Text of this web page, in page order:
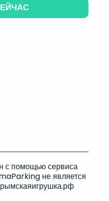
с помощью сервиса
не является